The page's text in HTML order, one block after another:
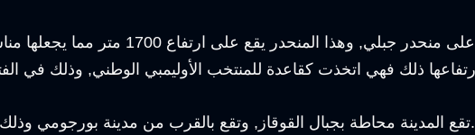
تقع المدينة محاطة بجبال القوقاز, وتقع بالقرب من مدينة بورجومي.